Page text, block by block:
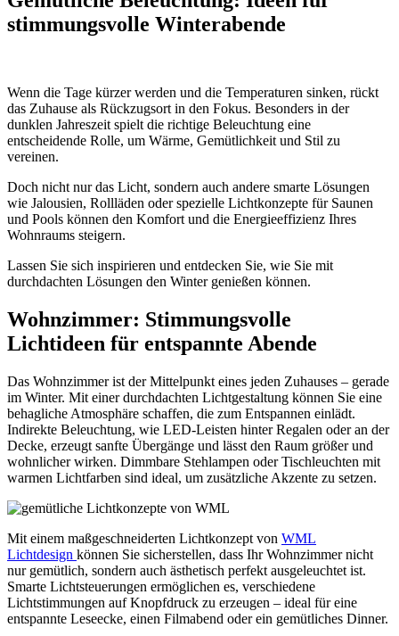
stimmungsvolle Winterabende
Wenn die Tage kürzer werden und die Temperaturen sinken, rückt
das Zuhause als Rückzugsort in den Fokus. Besonders in der
dunklen Jahreszeit spielt die richtige Beleuchtung eine
entscheidende Rolle, um Wärme, Gemütlichkeit und Stil zu
vereinen.
Doch nicht nur das Licht, sondern auch andere smarte Lösungen
wie Jalousien, Rollläden oder spezielle Lichtkonzepte für Saunen
und Pools können den Komfort und die Energieeffizienz Ihres
Wohnraums steigern.
Lassen Sie sich inspirieren und entdecken Sie, wie Sie mit
durchdachten Lösungen den Winter genießen können.
Wohnzimmer: Stimmungsvolle
Lichtideen für entspannte Abende
Das Wohnzimmer ist der Mittelpunkt eines jeden Zuhauses – gerade
im Winter. Mit einer durchdachten Lichtgestaltung können Sie eine
behagliche Atmosphäre schaffen, die zum Entspannen einlädt.
Indirekte Beleuchtung, wie LED-Leisten hinter Regalen oder an der
Decke, erzeugt sanfte Übergänge und lässt den Raum größer und
wohnlicher wirken. Dimmbare Stehlampen oder Tischleuchten mit
warmen Lichtfarben sind ideal, um zusätzliche Akzente zu setzen.
Mit einem maßgeschneiderten Lichtkonzept von WML
Lichtdesign können Sie sicherstellen, dass Ihr Wohnzimmer nicht
nur gemütlich, sondern auch ästhetisch perfekt ausgeleuchtet ist.
Smarte Lichtsteuerungen ermöglichen es, verschiedene
Lichtstimmungen auf Knopfdruck zu erzeugen – ideal für eine
entspannte Leseecke, einen Filmabend oder ein gemütliches Dinner.